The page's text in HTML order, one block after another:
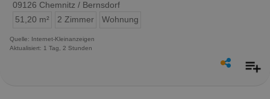
09126 Chemnitz / Bernsdorf
51,20 m²
2 Zimmer Wohnung
Quelle: Internet-Kleinanzeigen
Aktualisiert: 1 Tag, 2 Stunden